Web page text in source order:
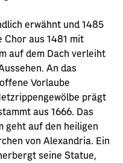
erwähnt und 1485
Chor aus 1481 mit
auf dem Dach verleiht
An das
Vorlaube
prägt
aus 1666. Das
geht auf den heiligen
von Alexandria. Ein
seine Statue,